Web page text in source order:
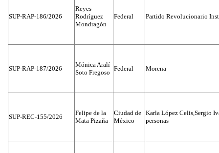
SUP-RAP-186/2026
Reyes
Rodríguez
Mondragón
Federal Partido Revolucionario
SUP-RAP-187/2026
Mónica Aralí
Soto Fregoso
Federal Morena
SUP-REC-155/2026
Felipe de la
Mata Pizaña
Ciudad de
México
Karla López Celis,Sergio
personas